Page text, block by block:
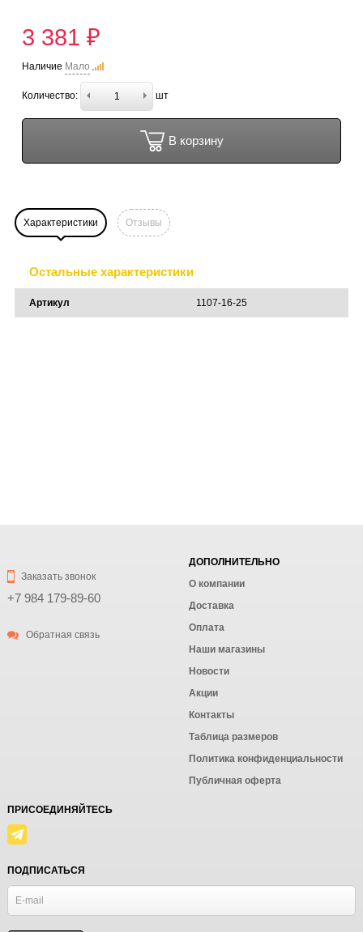
3 381 ₽
Наличие Мало
Количество: шт
В корзину
Характеристики Отзывы
Остальные характеристики
Артикул 1107-16-25
Заказать звонок
+7 984 179-89-60
Обратная связь
ДОПОЛНИТЕЛЬНО
О компании
Доставка
Оплата
Наши магазины
Новости
Акции
Контакты
Таблица размеров
Политика конфиденциальности
Публичная оферта
ПРИСОЕДИНЯЙТЕСЬ
ПОДПИСАТЬСЯ